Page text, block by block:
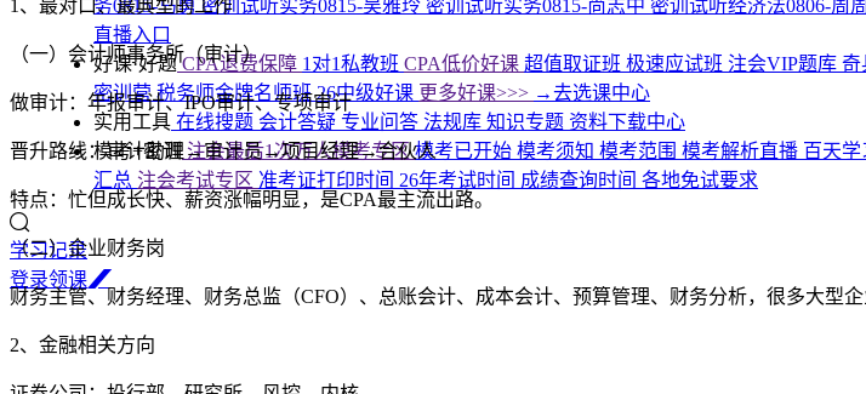
务0815-马勇密训试听实务0815-吴雅玲 密训试听实务0815-尚志中 密训试听经济法0806-周周
直播入口
好课·好题CPA退费保障 1对1私教班 CPA低价好课 超值取证班 极速应试班 注会VIP题库 奇
密训营税务师金牌名师班26中级好课 更多好课>>> →去选课中心
实用工具 在线搜题 会计答疑 专业问答 法规库 知识专题 资料下载中心
模考+密训注会最后1次万人模考专区模考已开始 模考须知 模考范围 模考解析直播 百天学
汇总 注会考试专区 准考证打印时间 26年考试时间 成绩查询时间 各地免试要求
学习记录
登录领课
1、最对口、最典型的工作
（一）会计师事务所（审计）
做审计：年报审计、IPO审计、专项审计
晋升路线：审计助理→审计员→项目经理→合伙人
特点：忙但成长快、薪资涨幅明显，是CPA最主流出路。
（二）企业财务岗
财务主管、财务经理、财务总监（CFO）、总账会计、成本会计、预算管理、财务分析，很多大型
2、金融相关方向